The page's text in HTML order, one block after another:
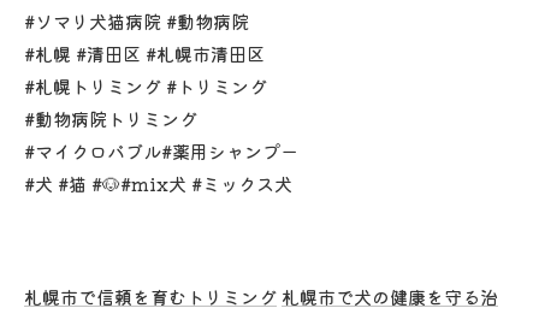
#ソマリ犬猫病院 #動物病院
#札幌 #清田区 #札幌市清田区
#札幌トリミング #トリミング
#動物病院トリミング
#マイクロバブル#薬用シャンプー
#犬 #猫 #🐶#mix犬 #ミックス犬
札幌市で信頼を育むトリミング 札幌市で犬の健康を守る治